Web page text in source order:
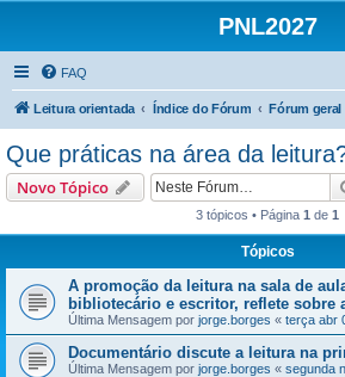
PNL2027
FAQ
Leitura orientada Índice do Fórum Fórum geral
Que práticas na área da
Novo Tópico
3 tópicos • Página 1 de 1
Tópicos
A promoção da leitura na sala de
bibliotecário e escritor, reflete sobre
Última Mensagem por jorge.borges « terça abr
Documentário discute a leitura na
Última Mensagem por jorge.borges « segunda